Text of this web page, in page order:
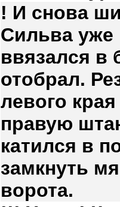
! И снова
Сильва уже
ввязался в
отобрал.
левого
правую
катился в
замкнуть
ворота.